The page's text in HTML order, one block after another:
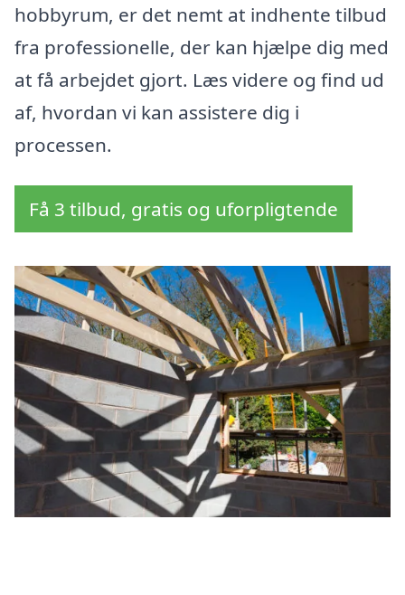
hobbyrum, er det nemt at indhente tilbud
fra professionelle, der kan hjælpe dig med
at få arbejdet gjort. Læs videre og find ud
af, hvordan vi kan assistere dig i
processen.
Få 3 tilbud, gratis og uforpligtende